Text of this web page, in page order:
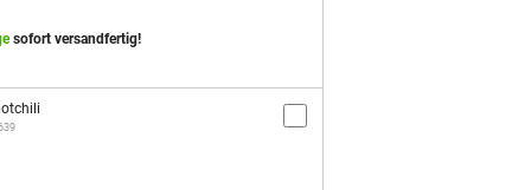
sofort versandfertig!